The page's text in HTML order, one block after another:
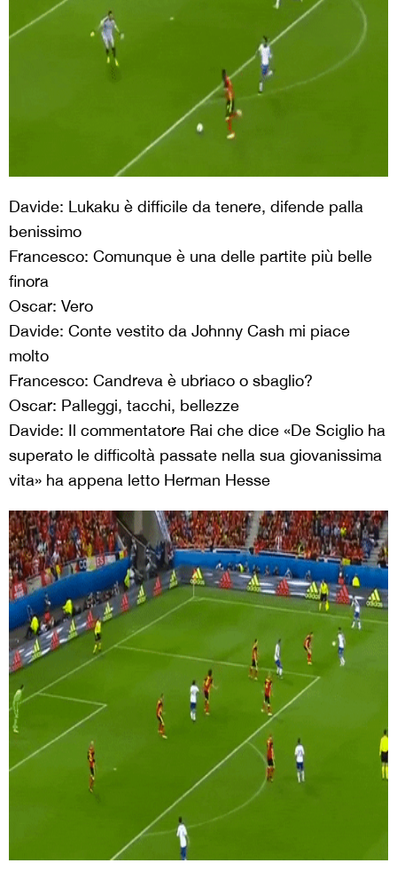
Davide: Lukaku è difficile da tenere, difende palla
benissimo
Francesco: Comunque è una delle partite più belle
finora
Oscar: Vero
Davide: Conte vestito da Johnny Cash mi piace
molto
Francesco: Candreva è ubriaco o sbaglio?
Oscar: Palleggi, tacchi, bellezze
Davide: Il commentatore Rai che dice «De Sciglio ha
superato le difficoltà passate nella sua giovanissima
vita» ha appena letto Herman Hesse